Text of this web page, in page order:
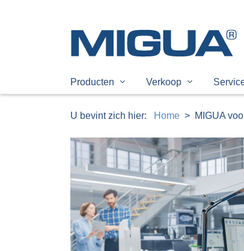
Producten Verkoop
U bevint zich hier: Home MIGUA